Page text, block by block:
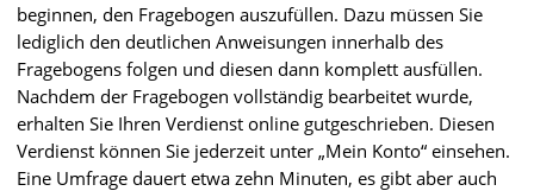
beginnen, den Fragebogen auszufüllen. Dazu müssen Sie
lediglich den deutlichen Anweisungen innerhalb des
Fragebogens folgen und diesen dann komplett ausfüllen.
Nachdem der Fragebogen vollständig bearbeitet wurde,
erhalten Sie Ihren Verdienst online gutgeschrieben. Diesen
Verdienst können Sie jederzeit unter „Mein Konto“ einsehen.
Eine Umfrage dauert etwa zehn Minuten, es gibt aber auch